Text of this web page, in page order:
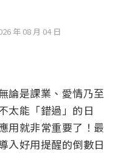
年 08 月 04 日
論是課業、愛情乃至
太能「錯過」的日
用就非常重要了！最
入好用提醒的倒數日